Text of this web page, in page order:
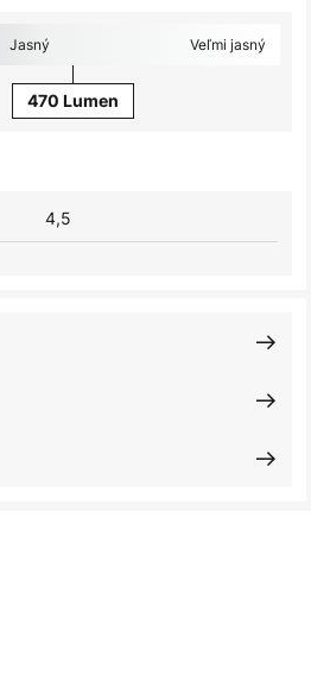
Jasný Veľmi jasný
470 Lumen
4,5